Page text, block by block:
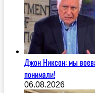
Джон Никсон: мы
понимали!
06.08.2026